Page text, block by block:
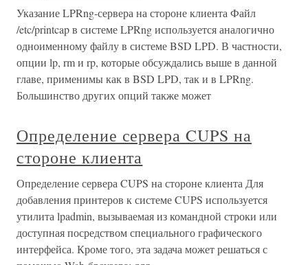
Указание LPRng-сервера на стороне клиента Файл
/etc/printcap в системе LPRng используется аналогично
одноименному файлу в системе BSD LPD. В частности,
опции lp, rm и rp, которые обсуждались выше в данной
главе, применимы как в BSD LPD, так и в LPRng.
Большинство других опций также может
Определение сервера CUPS на
стороне клиента
Определение сервера CUPS на стороне клиента Для
добавления принтеров к системе CUPS используется
утилита lpadmin, вызываемая из командной строки или
доступная посредством специального графического
интерфейса. Кроме того, эта задача может решаться с